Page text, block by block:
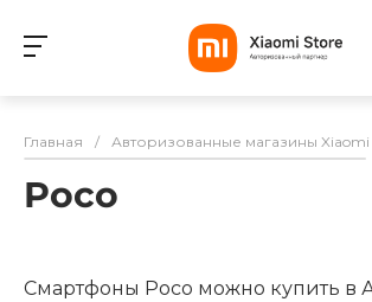
Разбейте
без переплат
Главная / Авторизованные магазины Xiaomi
Poco
Смартфоны Poco можно купить в